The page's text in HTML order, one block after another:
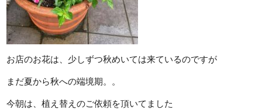
お店のお花は、少しずつ秋めいては来ているのですが
まだ夏から秋への端境期。。
今朝は、植え替えのご依頼を頂いてました